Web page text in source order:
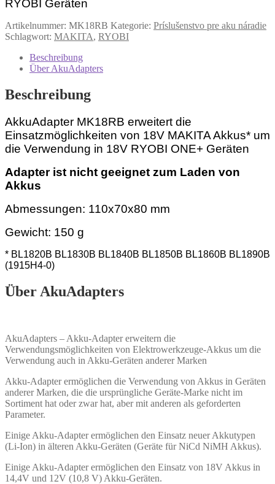
RYOBI Geräten
Artikelnummer: MK18RB Kategorie: Príslušenstvo pre aku náradie
Schlagwort: MAKITA, RYOBI
Beschreibung
Über AkuAdapters
Beschreibung
AkkuAdapter MK18RB erweitert die
Einsatzmöglichkeiten von 18V MAKITA Akkus* um
die Verwendung in 18V RYOBI ONE+ Geräten
Adapter ist nicht geeignet zum Laden von
Akkus
Abmessungen: 110x70x80 mm
Gewicht: 150 g
* BL1820B BL1830B BL1840B BL1850B BL1860B BL1890B
(1915H4-0)
Über AkuAdapters
AkuAdapters – Akku-Adapter erweitern die
Verwendungsmöglichkeiten von Elektrowerkzeuge-Akkus um die
Verwendung auch in Akku-Geräten anderer Marken
Akku-Adapter ermöglichen die Verwendung von Akkus in Geräten
anderer Marken, die die ursprüngliche Geräte-Marke nicht im
Sortiment hat oder zwar hat, aber mit anderen als geforderten
Parameter.
Einige Akku-Adapter ermöglichen den Einsatz neuer Akkutypen
(Li-Ion) in älteren Akku-Geräten (Geräte für NiCd NiMH Akkus).
Einige Akku-Adapter ermöglichen den Einsatz von 18V Akkus in
14,4V und 12V (10,8 V) Akku-Geräten.